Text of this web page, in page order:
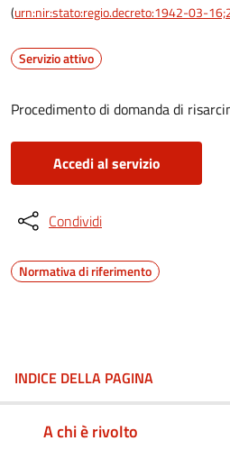
(urn:nir:stato:regio.decreto:1942-03-
Servizio attivo
Procedimento di domanda di
Accedi al servizio
Condividi
Normativa di riferimento
INDICE DELLA PAGINA
A chi è rivolto